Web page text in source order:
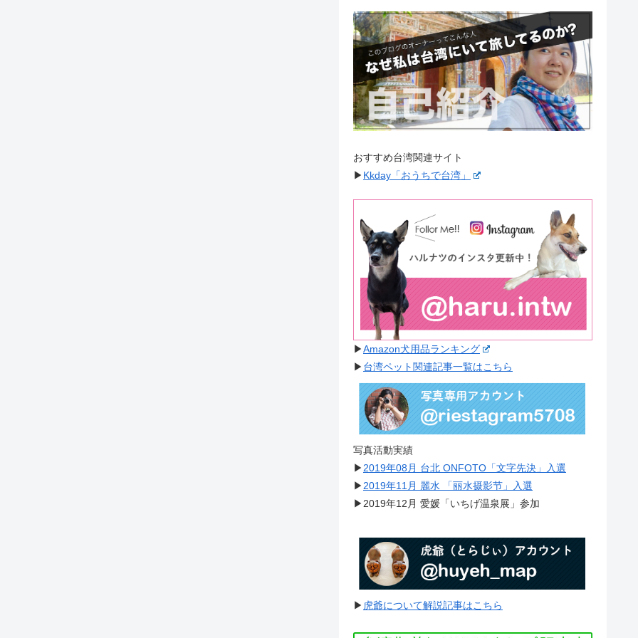
おすすめ台湾関連サイト
▶︎ Kkday「おうちで台湾」
▶︎Amazon犬用品ランキング
▶︎ 台湾ペット関連記事一覧はこちら
写真活動実績
▶︎2019年08月 台北 ONFOTO「文字先決」入選
▶︎2019年11月 麗水 「丽水摄影节」入選
▶︎2019年12月 愛媛「いちげ温泉展」参加
▶︎ 虎爺について解説記事はこちら